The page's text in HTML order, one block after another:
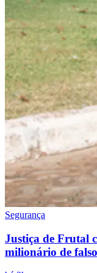
Segurança
Justiça de Frutal
milionário de